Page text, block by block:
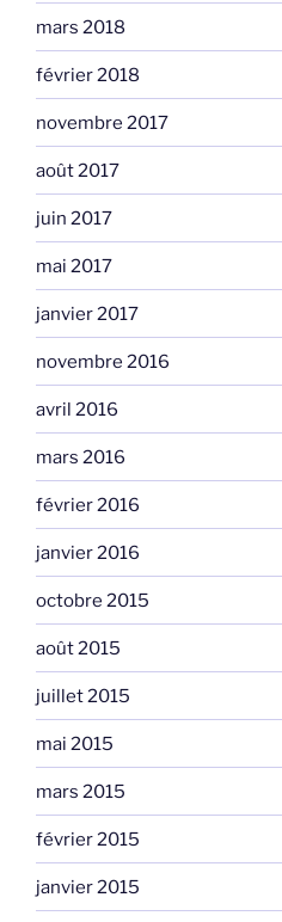
mars 2018
février 2018
novembre 2017
août 2017
juin 2017
mai 2017
janvier 2017
novembre 2016
avril 2016
mars 2016
février 2016
janvier 2016
octobre 2015
août 2015
juillet 2015
mai 2015
mars 2015
février 2015
janvier 2015